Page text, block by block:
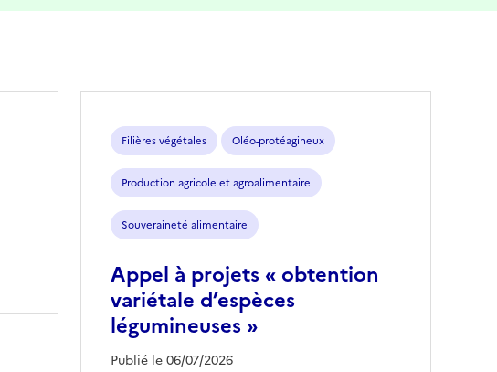
Filières végétales Oléo-protéagineux
Production agricole et agroalimentaire
Souveraineté alimentaire
Appel à projets « obtention
variétale d’espèces
légumineuses »
Publié le 06/07/2026